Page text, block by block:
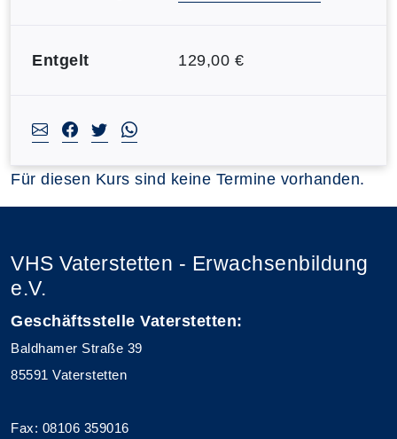
Entgelt 129,00 €
Für diesen Kurs sind keine Termine vorhanden.
VHS Vaterstetten - Erwachsenbildung
e.V.
Geschäftsstelle Vaterstetten:
Baldhamer Straße 39
85591 Vaterstetten
Fax: 08106 359016